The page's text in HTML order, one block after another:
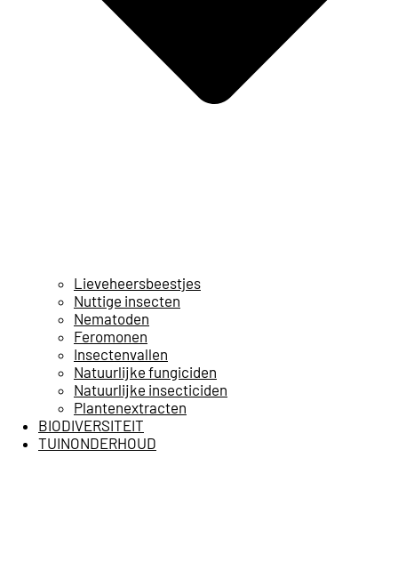
Lieveheersbeestjes
Nuttige insecten
Nematoden
Feromonen
Insectenvallen
Natuurlijke fungiciden
Natuurlijke insecticiden
Plantenextracten
BIODIVERSITEIT
TUINONDERHOUD